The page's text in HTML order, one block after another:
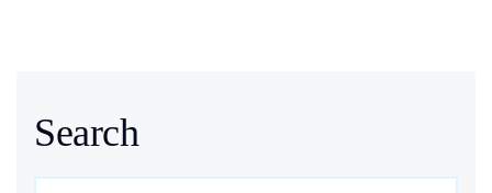
Search